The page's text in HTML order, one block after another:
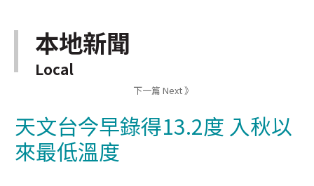
本地新聞
Local
下一篇 Next 》
天文台今早錄得13.2度 入秋以
來最低溫度